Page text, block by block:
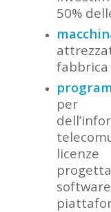
50%
fabbrica
per